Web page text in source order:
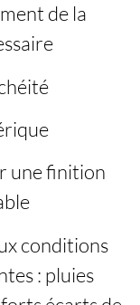
de la
une finition
conditions
: pluies